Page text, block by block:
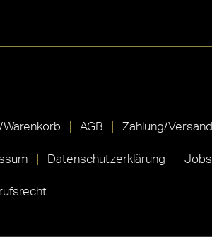
Warenkorb AGB Zahlung/Versand
Datenschutzerklärung Jobs